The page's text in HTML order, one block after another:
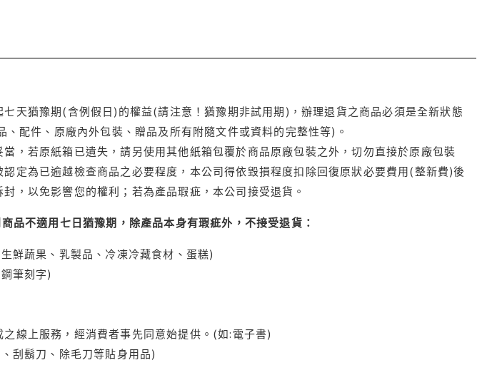
天猶豫期(含例假日)的權益(請注意！猶豫期非試用期)，辦理退貨之商品必須是全新狀態
配件、原廠內外包裝、贈品及所有附隨文件或資料的完整性等)。
，若原紙箱已遺失，請另使用其他紙箱包覆於商品原廠包裝之外，切勿直接於原廠包裝
定為已逾越檢查商品之必要程度，本公司得依毀損程度扣除回復原狀必要費用(整新費)後
，以免影響您的權利；若為產品瑕疵，本公司接受退貨。
品不適用七日猶豫期，除產品本身有瑕疵外，不接受退貨：
鮮蔬果、乳製品、冷凍冷藏食材、蛋糕)
筆刻字)
線上服務，經消費者事先同意始提供。(如:電子書)
刮鬍刀、除毛刀等貼身用品)